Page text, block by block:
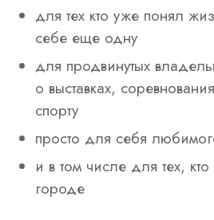
для тех кто уже понял
себе еще одну
для продвинутых
о выставках,
спорту
просто для себя
и в том числе для тех,
городе